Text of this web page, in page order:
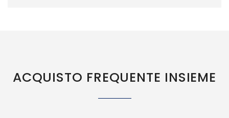
ACQUISTO FREQUENTE INSIEME